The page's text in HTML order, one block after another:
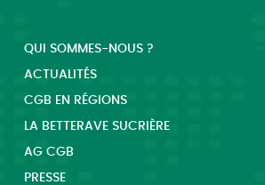
QUI SOMMES-NOUS ?
ACTUALITÉS
CGB EN RÉGIONS
LA BETTERAVE SUCRIÈRE
AG CGB
PRESSE